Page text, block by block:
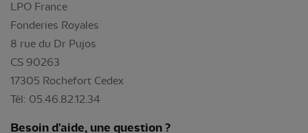
LPO France
Fonderies Royales
8 rue du Dr Pujos
CS 90263
17305 Rochefort Cedex
Tél: 05.46.82.12.34
Besoin d'aide, une question ?